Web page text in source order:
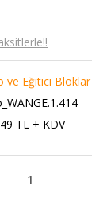
ve Eğitici Bloklar
TL + KDV